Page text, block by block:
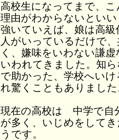
高校生になってまで、
理由がわからないとい
強いていえば、娘は高
人がいっているだけで
く、嫌味をいわない謙
いわれてきました。知
で助かった、学校へい
れ驚くこともありまし
現在の高校は 中学で自
が多く、いじめをして
うです。